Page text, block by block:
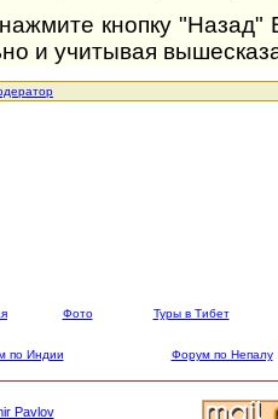
кнопку
и учитывая
Фото Туры в Тибет
по Индии Форум по Непалу
Pavlov